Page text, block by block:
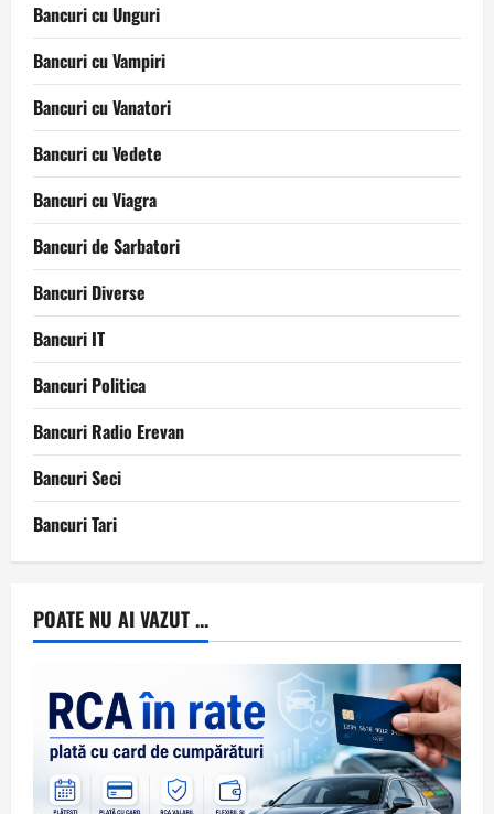
Bancuri cu Unguri
Bancuri cu Vampiri
Bancuri cu Vanatori
Bancuri cu Vedete
Bancuri cu Viagra
Bancuri de Sarbatori
Bancuri Diverse
Bancuri IT
Bancuri Politica
Bancuri Radio Erevan
Bancuri Seci
Bancuri Tari
POATE NU AI VAZUT ...